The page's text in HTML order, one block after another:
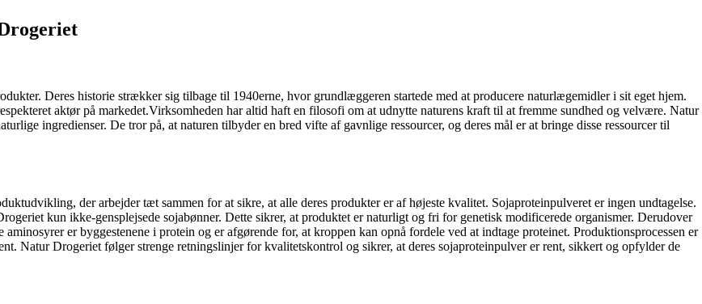
Deres historie strækker sig tilbage til 1940erne, hvor grundlæggeren startede med at producere naturlægemidler i sit eget hjem.
aktør på markedet.Virksomheden har altid haft en filosofi om at udnytte naturens kraft til at fremme sundhed og velvære. Natur
ingredienser. De tror på, at naturen tilbyder en bred vifte af gavnlige ressourcer, og deres mål er at bringe disse ressourcer til
der arbejder tæt sammen for at sikre, at alle deres produkter er af højeste kvalitet. Sojaproteinpulveret er ingen undtagelse.
kun ikke-gensplejsede sojabønner. Dette sikrer, at produktet er naturligt og fri for genetisk modificerede organismer. Derudover
er byggestenene i protein og er afgørende for, at kroppen kan opnå fordele ved at indtage proteinet. Produktionsprocessen er
Natur Drogeriet følger strenge retningslinjer for kvalitetskontrol og sikrer, at deres sojaproteinpulver er rent, sikkert og opfylder de